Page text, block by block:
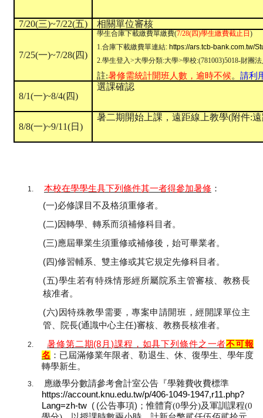
7/20(三)~7/22(五) 相關單位審核
7/25(一)~7/28(四)
學生合庫下載繳費單繳費(7/28(四)學生繳費截止日 )
1.合庫下載繳費單連結: https://ars.tcb-bank.com.tw/
2.學生登入>大學分類:大學>學校:(781003)5018-財團
註:暑修需統計開班人數，逾時不候。 請利
8/1(一)~8/4(四)
選課確認
8/8(一)~9/11(日)
暑二期開始上課，遠距線上教學(附件:
1. 本校在學學生具下列條件其一者得參加暑修 ：
(一)必修課目不及格須重修者。
(二)因轉學、轉系而須補修科目者。
(三)應屆畢業生須重修或補修後，始可畢業者。
(四)修習輔系、雙主修或其它規定先修科目者。
(五)學生若有特殊情形經所屬院系主管審核、教務長
核准者。
(六) 因特殊教學需要，專案申請開班，經開課單位主
管、院長(通識中心主任)審核、教務長核准者。
2.暑修第二期(8 月)課程，如具下列條件之一者不可報
名 ：已屆滿修業年限者、勒退生、休、復學生、學年度
轉學新生。
3.
應繳學分數請參考會計室公告『學雜費收費標準
https://account.knu.edu.tw/p/406-1049-1947,r11.php?
Lang=zh-tw ( (公告事項) ；惟體育(0學分)及軍訓課程(0